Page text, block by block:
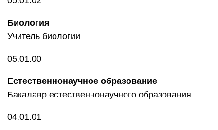
Биология
Учитель биологии
05.01.00
Естественнонаучное образование
Бакалавр естественнонаучного образования
04.01.01